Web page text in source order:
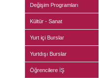
Değişim Programları
Kültür - Sanat
Yurt içi Burslar
Yurtdışı Burslar
Öğrencilere İŞ